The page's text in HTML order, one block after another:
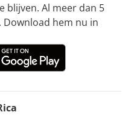
blijven. Al meer dan 5
hem nu in